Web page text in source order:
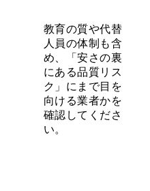
教育の質や代替
人員の体制も含
め、「安さの裏
にある品質リス
ク」にまで目を
向ける業者かを
確認してくださ
い。